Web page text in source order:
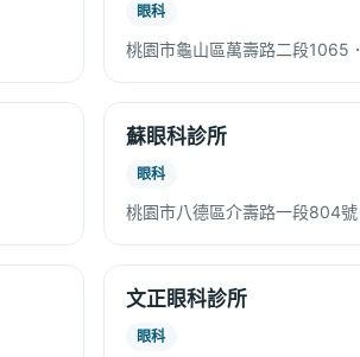
眼科
桃園市龜山區萬壽路二段1065
蘇眼科診所
眼科
桃園市八德區介壽路一段804號
文正眼科診所
眼科